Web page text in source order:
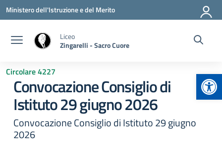
Vai ai contenuti
Vai al menu di navigazione
Vai al footer
Ministero dell'Istruzione e del Merito
Liceo
Zingarelli - Sacro Cuore
Circolare 4227
Convocazione Consiglio di
Istituto 29 giugno 2026
Convocazione Consiglio di Istituto 29 giugno
2026